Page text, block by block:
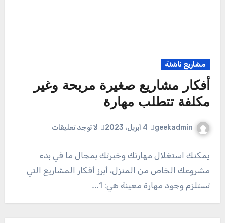
مشاريع ناشئة
أفكار مشاريع صغيرة مربحة وغير
مكلفة تتطلب مهارة
geekadmin 4 أبريل، 2023 لا توجد تعليقات
يمكنك استغلال مهارتك وخبرتك بمجال ما في بدء
مشروعك الخاص من المنزل، أبرز أفكار المشاريع التي
تستلزم وجود مهارة معينة هي: 1.…